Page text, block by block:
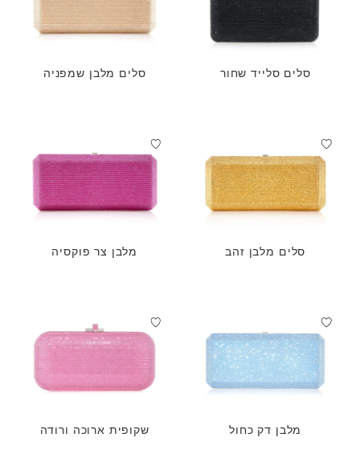
סלים סלייד שחור סלים מלבן שמפניה
סלים מלבן זהב מלבן צר פוקסיה
מלבן דק כחול שקופית ארוכה ורודה